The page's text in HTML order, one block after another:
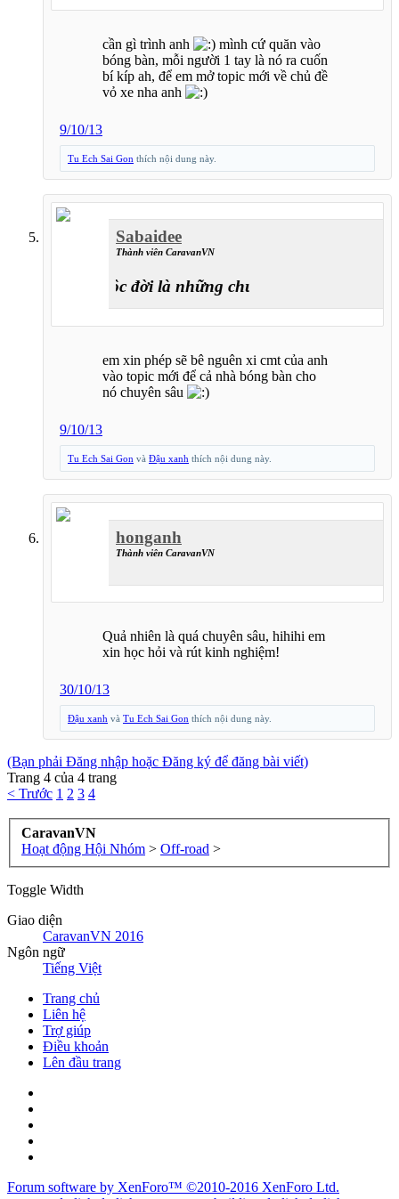
cần gì trình anh
mình cứ quăn vào
bóng bàn, mỗi người 1 tay là nó ra cuốn
bí kíp ah, để em mở topic mới về chủ đề
vỏ xe nha anh
9/10/13
Tu Ech Sai Gon thích nội dung này.
Sabaidee
Thành viên CaravanVN
Cuộc đời là những chuyến đi
em xin phép sẽ bê nguên xi cmt của anh
vào topic mới để cả nhà bóng bàn cho
nó chuyên sâu
9/10/13
Tu Ech Sai Gon và Đậu xanh thích nội dung này.
honganh
Thành viên CaravanVN
Quả nhiên là quá chuyên sâu, hihihi em
xin học hỏi và rút kinh nghiệm!
30/10/13
Đậu xanh và Tu Ech Sai Gon thích nội dung này.
(Bạn phải Đăng nhập hoặc Đăng ký để đăng bài viết)
Trang 4 của 4 trang
< Trước 1 2 3 4
CaravanVN
Hoạt động Hội Nhóm > Off-road >
Toggle Width
Giao diện
CaravanVN 2016
Ngôn ngữ
Tiếng Việt
Trang chủ
Liên hệ
Trợ giúp
Điều khoản
Lên đầu trang
Forum software by XenForo™ ©2010-2016 XenForo Ltd.